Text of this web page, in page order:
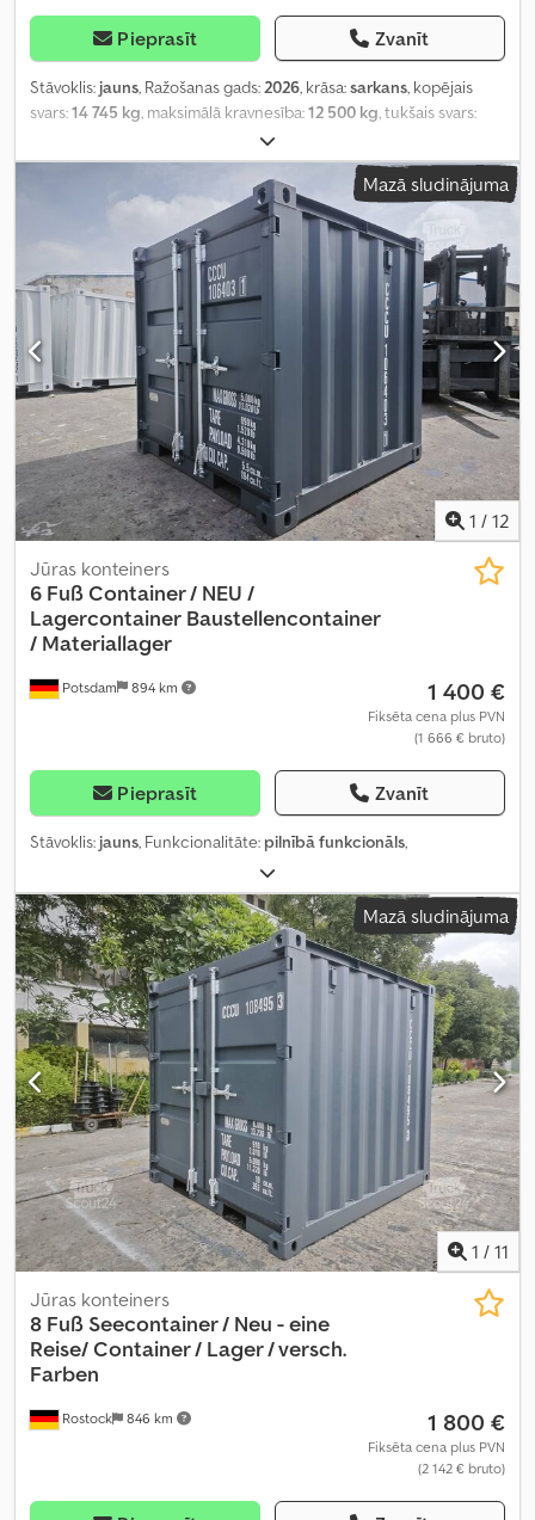
Pieprasīt Zvanīt
Stāvoklis: jauns, Ražošanas gads:2026, krāsa:sarkans, kopējais
svars:14 745 kg, maksimālā kravnesība:12 500 kg, tukšais svars:
, vadītāja kabīne:
Mazā sludinājuma
1 / 12
Potsdam 894 km
Jūras konteiners
6 Fuß Container / NEU /
Lagercontainer Baustellencontainer
/ Materiallager
1 400 €
Fiksēta cena plus PVN
(1 666 € bruto)
Pieprasīt Zvanīt
Stāvoklis: jauns, Funkcionalitāte: pilnībā funkcionāls,
Mazā sludinājuma
1 / 11
Rostock 846 km
Jūras konteiners
8 Fuß Seecontainer / Neu - eine
Reise/Container / Lager / versch.
Farben
1 800 €
Fiksēta cena plus PVN
(2 142 € bruto)